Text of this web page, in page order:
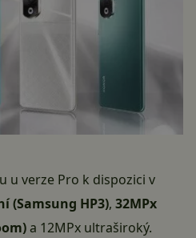
u verze Pro k dispozici v
(Samsung HP3), 32MPx
a 12MPx ultraširoký.